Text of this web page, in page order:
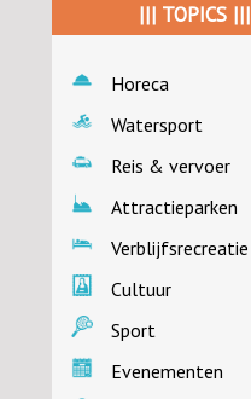
||| TOPICS |||
Horeca
Watersport
Reis & vervoer
Attractieparken
Verblijfsrecreatie
Cultuur
Sport
Evenementen